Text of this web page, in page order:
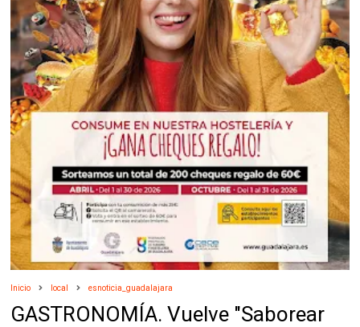
Inicio local esnoticia_guadalajara
GASTRONOMÍA. Vuelve "Saborear